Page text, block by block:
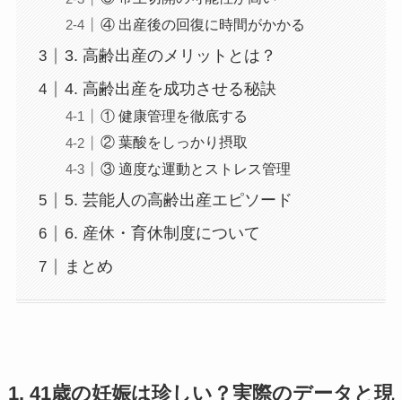
④ 出産後の回復に時間がかかる
3. 高齢出産のメリットとは？
4. 高齢出産を成功させる秘訣
① 健康管理を徹底する
② 葉酸をしっかり摂取
③ 適度な運動とストレス管理
5. 芸能人の高齢出産エピソード
6. 産休・育休制度について
まとめ
1. 41歳の妊娠は珍しい？実際のデータと現